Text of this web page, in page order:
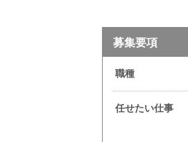
募集要項
職種
任せたい仕事